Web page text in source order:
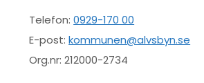
Telefon:0929-170 00
E-post:kommunen@alvsbyn.se
Org.nr: 212000-2734